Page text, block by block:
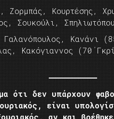
Ζορμπάς, Κουρτέσης,
Σουκούλι,
Γαλανόπουλος, Κανάνι
Κακόγιαννος
ότι δεν υπάρχουν
είναι
αν και